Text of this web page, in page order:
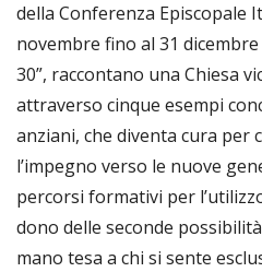
della Conferenza Episcopale
novembre fino al 31 dicembre
30”, raccontano una Chiesa
attraverso cinque esempi
anziani, che diventa cura per
l’impegno verso le nuove
percorsi formativi per
dono delle seconde
mano tesa a chi si sente